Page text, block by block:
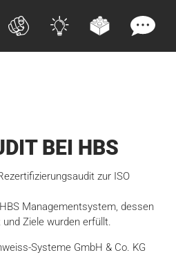
BEI HBS
zur ISO
Managementsystem, dessen
Ziele wurden erfüllt.
Systeme GmbH & Co. KG